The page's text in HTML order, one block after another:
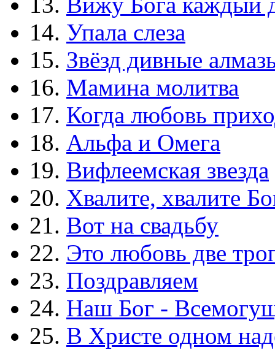
14. Упала слеза
15. Звёзд дивные
16. Мамина молитва
17. Когда любовь
18. Альфа и Омега
19. Вифлеемская звезда
20. Хвалите, хвалите
21. Вот на свадьбу
22. Это любовь две
23. Поздравляем
24. Наш Бог -
25. В Христе одном